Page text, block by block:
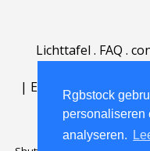
Rgbstock
personaliseren
analyseren.
Lichttafel . FAQ .
| English | Deutsch